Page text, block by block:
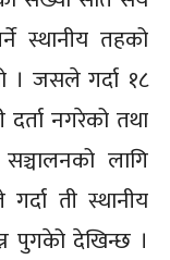
स्थानीय तहको
। जसले गर्दा १८
नगरेको तथा
लागि
ती स्थानीय
पुगकेो देखिन्छ ।